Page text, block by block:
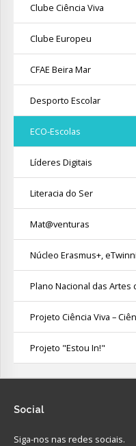
Clube Ciência Viva
Clube Europeu
CFAE Beira Mar
Desporto Escolar
ECO-Escolas
Líderes Digitais
Literacia do Ser
Mat@venturas
Núcleo Erasmus+,
Plano Nacional das Artes
Projeto Ciência Viva –
Projeto "Estou In!"
Social
Siga-nos nas redes sociais.